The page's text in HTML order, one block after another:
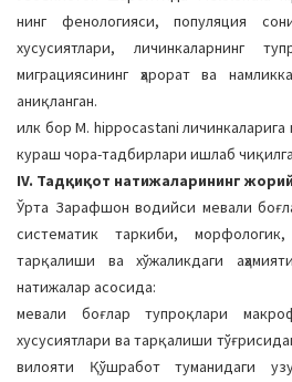
нинг фенологияси, популяция
хусусиятлари, личинкаларнинг
миграциясининг ҳарорат ва
аниқланган.
илк бор M. hippocastani
кураш чора-тадбирлари ишлаб
IV. Тадқиқот натижаларининг
Ўрта Зарафшон водийси мевали
систематик таркиби, морфологик,
тарқалиши ва хўжаликдаги
натижалар асосида:
мевали боғлар тупроқлари
хусусиятлари ва тарқалиши
вилояти Қўшработ туманидаги